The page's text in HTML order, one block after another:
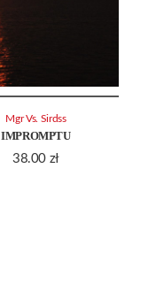
IMPROMPTU
38.00 zł
Mgr Vs. Sirdss